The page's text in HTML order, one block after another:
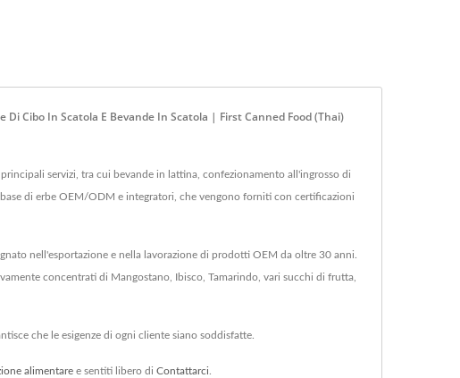
Cibo In Scatola E Bevande In Scatola | First Canned Food (Thai)
servizi, tra cui bevande in lattina, confezionamento all'ingrosso di
di erbe OEM/ODM e integratori, che vengono forniti con certificazioni
nell'esportazione e nella lavorazione di prodotti OEM da oltre 30 anni.
concentrati di Mangostano, Ibisco, Tamarindo, vari succhi di frutta,
che le esigenze di ogni cliente siano soddisfatte.
alimentare e sentiti libero di Contattarci